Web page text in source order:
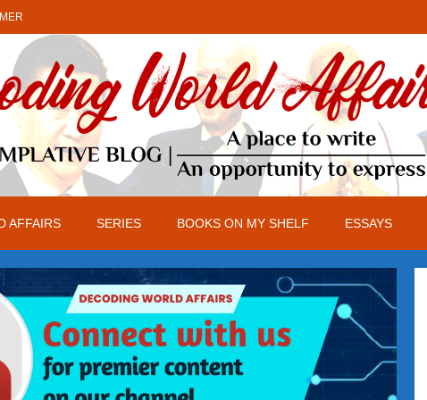
AFFAIRS SERIES BOOKS ON MY SHELF ESSAYS